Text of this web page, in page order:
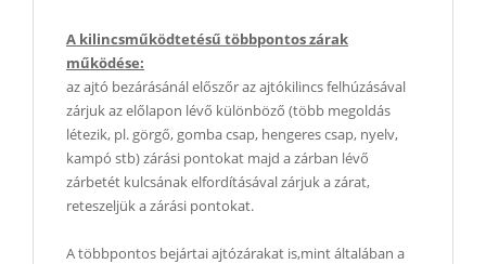
A kilincsműködtetésű többpontos zárak
működése:
az ajtó bezárásánál előszőr az ajtókilincs felhúzásával
zárjuk az előlapon lévő különböző (több megoldás
létezik, pl. görgő, gomba csap, hengeres csap, nyelv,
kampó stb) zárási pontokat majd a zárban lévő
zárbetét kulcsának elfordításával zárjuk a zárat,
reteszeljük a zárási pontokat.
A többpontos bejártai ajtózárakat is,mint általában a